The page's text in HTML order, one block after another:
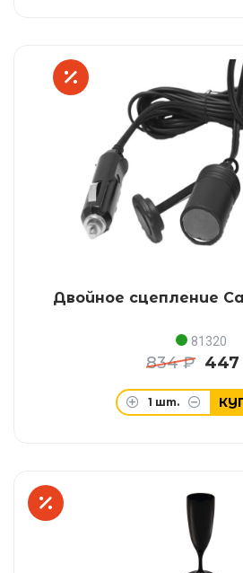
Двойное сцепление
81320
834 ₽ 447
1 шт.